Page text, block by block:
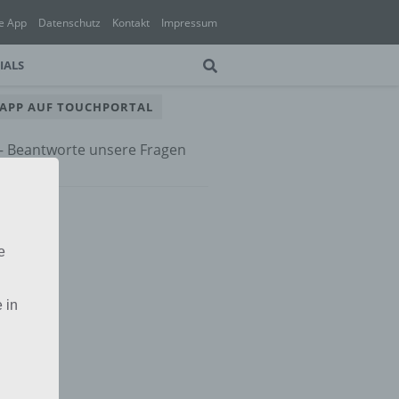
App Datenschutz Kontakt Impressum
AUF TOUCHPORTAL
Beantworte unsere Fragen
in